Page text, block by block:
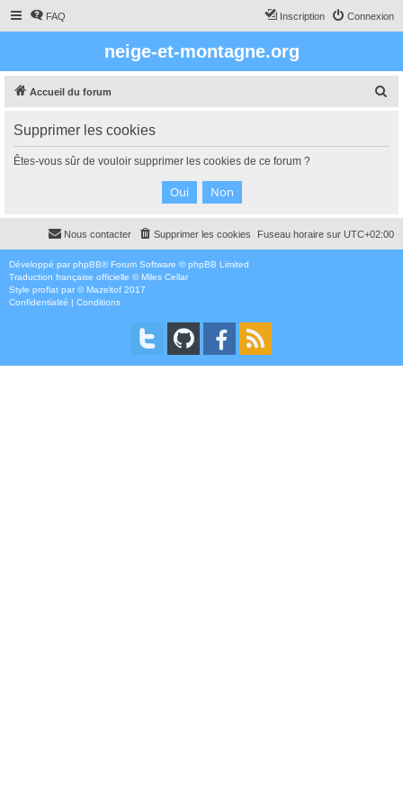
FAQ Connexion
Inscription
neige-et-montagne.org
Accueil du forum
c
Supprimer les cookies
Êtes-vous sûr de vouloir supprimer les cookies de ce forum ?
Fuseau horaire sur UTC+02:00
Supprimer les cookies
Nous contacter
Développé par phpBB® Forum Software © phpBB Limited
Traduction française officielle ©Miles Cellar
Style proflat par ©Mazeltof 2017
Confidentialité | Conditions